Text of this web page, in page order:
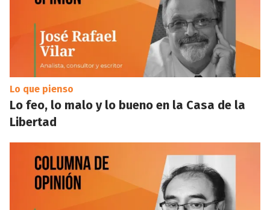
Lo que pienso
Lo feo, lo malo y lo bueno en la Casa de la
Libertad